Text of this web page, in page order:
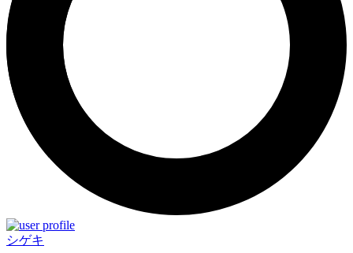
シゲキ